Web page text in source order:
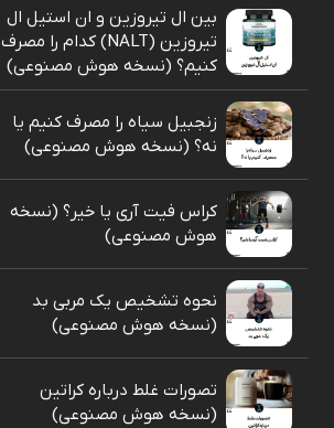
بین ال تیروزین و ان استیل ال
تیروزین (NALT) کدام را مصرف
کنیم؟ (نسخه هوش مصنوعی)
زنجبیل سیاه را مصرف کنیم یا
نه؟ (نسخه هوش مصنوعی)
کراس فیت آری یا خیر؟ (نسخه
هوش مصنوعی)
نحوه تشخیص یک مربی بد
(نسخه هوش مصنوعی)
تصورات غلط درباره کراتین
(نسخه هوش مصنوعی)